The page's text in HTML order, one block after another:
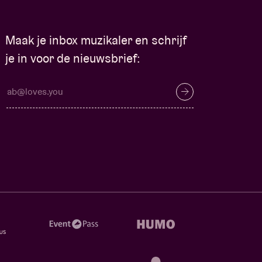
Maak je inbox muzikaler en schrijf
je in voor de nieuwsbrief: